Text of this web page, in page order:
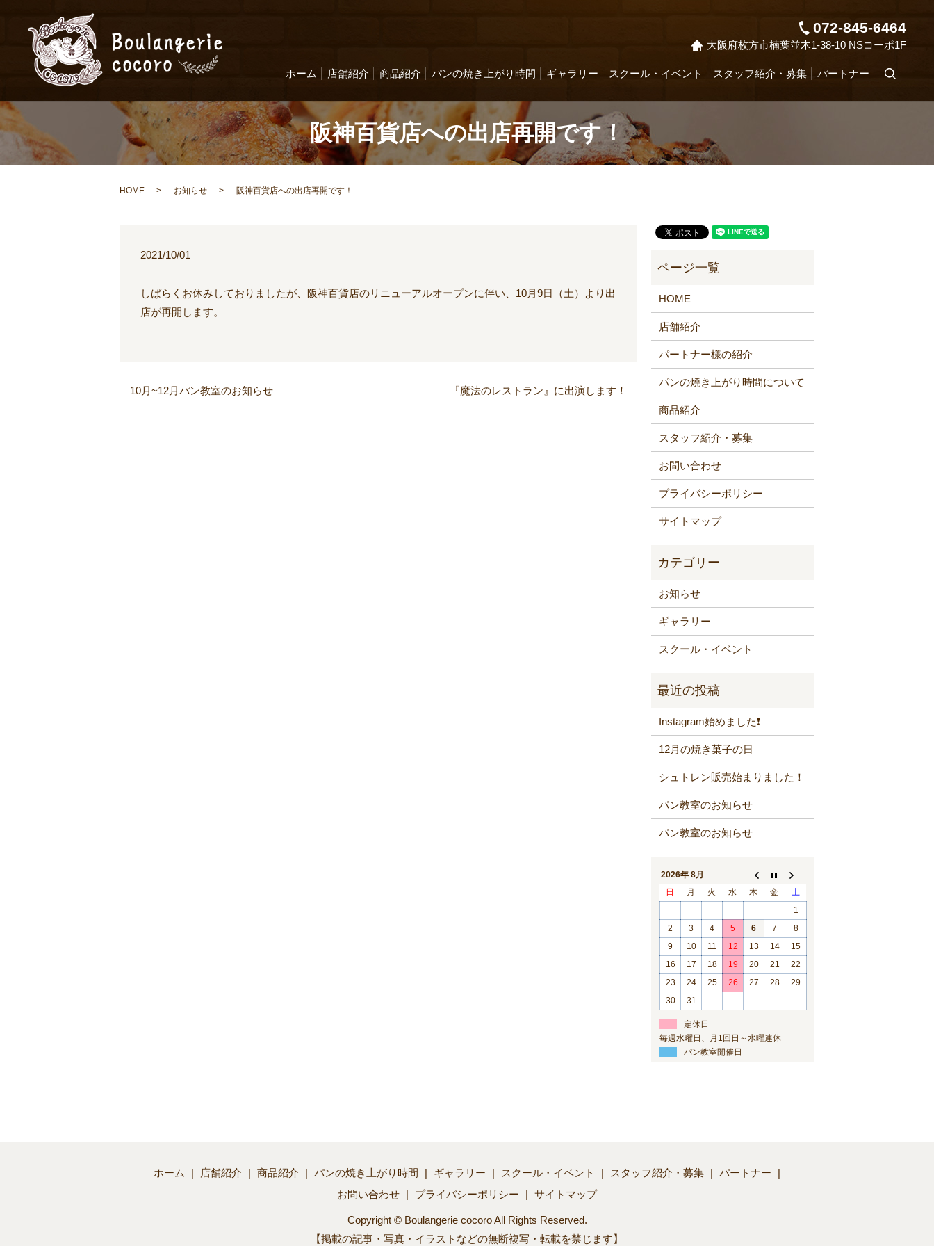
072-845-6464
大阪府枚方市楠葉並木1-38-10 NSコーポ1F
ホーム 店舗紹介 商品紹介 パンの焼き上がり時間 ギャラリー スクール・イベント スタッフ紹介・募集 パートナー
阪神百貨店への出店再開です！
HOME お知らせ 阪神百貨店への出店再開です！
2021/10/01
しばらくお休みしておりましたが、阪神百貨店のリニューアルオープンに伴い、10月9日（土）より出
店が再開します。
10月~12月パン教室のお知らせ 『魔法のレストラン』に出演します！
HOME
店舗紹介
パートナー様の紹介
パンの焼き上がり時間について
商品紹介
スタッフ紹介・募集
お問い合わせ
プライバシーポリシー
サイトマップ
お知らせ
ギャラリー
スクール・イベント
Instagram始めました❗️
12月の焼き菓子の日
シュトレン販売始まりました！
パン教室のお知らせ
パン教室のお知らせ
2026年 8月
日
月 火 水 木 金
土
1
2
3 4 5 6 7
8
9
10 11 12 13 14
15
16
17 18 19 20 21
22
23
24 25 26 27 28
29
30
31
定休日
毎週水曜日、月1回日～水曜連休
パン教室開催日
ホーム 店舗紹介 商品紹介 パンの焼き上がり時間 ギャラリー スクール・イベント スタッフ紹介・募集
パートナー
お問い合わせ
プライバシーポリシー サイトマップ
Copyright © Boulangerie cocoro All Rights Reserved.
【掲載の記事・写真・イラストなどの無断複写・転載を禁じます】